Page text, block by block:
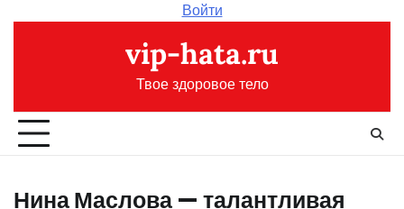
Войти
vip-hata.ru
Твое здоровое тело
Нина Маслова — талантливая